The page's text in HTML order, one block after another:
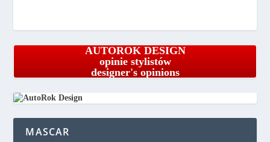
AUTOROK DESIGN
opinie stylistów
designer's opinions
MASCAR